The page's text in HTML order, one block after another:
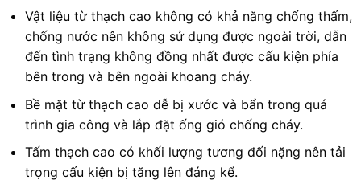
Vật liệu từ thạch cao không có khả năng chống thấm,
chống nước nên không sử dụng được ngoài trời, dẫn
đến tình trạng không đồng nhất được cấu kiện phía
bên trong và bên ngoài khoang cháy.
Bề mặt từ thạch cao dễ bị xước và bẩn trong quá
trình gia công và lắp đặt ống gió chống cháy.
Tấm thạch cao có khối lượng tương đối nặng nên tải
trọng cấu kiện bị tăng lên đáng kể.